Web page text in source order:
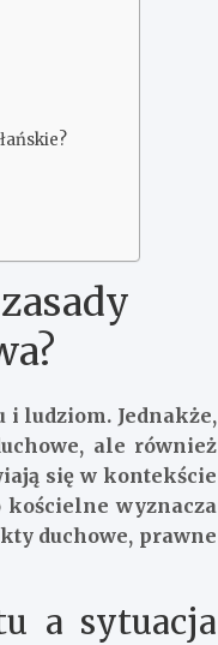
i ludziom. Jednakże,
ale również
się w kontekście
kościelne wyznacza
duchowe, prawne
a sytuacja